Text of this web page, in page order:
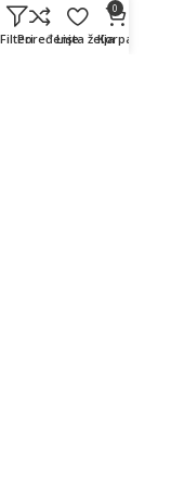
Korisnički nalog
FilteriPoređenjeLista želja
0
Korpa